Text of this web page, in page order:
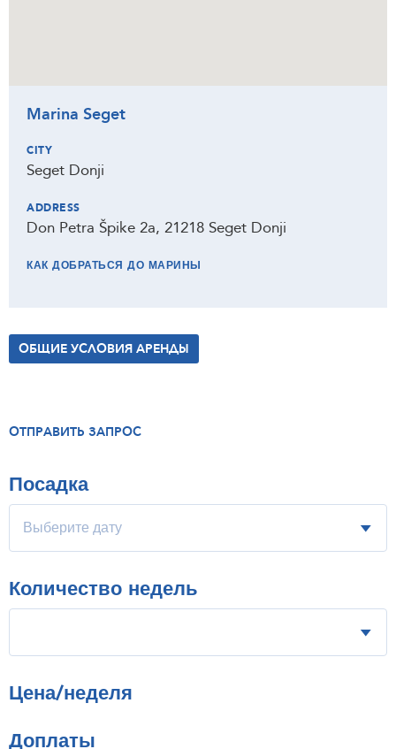
Marina Seget
CITY
Seget Donji
ADDRESS
Don Petra Špike 2a, 21218 Seget Donji
КАК ДОБРАТЬСЯ ДО МАРИНЫ
ОБЩИЕ УСЛОВИЯ АРЕНДЫ
ОТПРАВИТЬ ЗАПРОС
Посадка
Количество недель
Цена/неделя
Доплаты